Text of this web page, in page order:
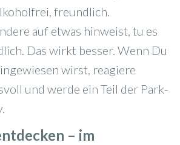
freundlich.
auf etwas hinweist, tu es
Das wirkt besser. Wenn Du
wirst, reagiere
und werde ein Teil der Park-
– im